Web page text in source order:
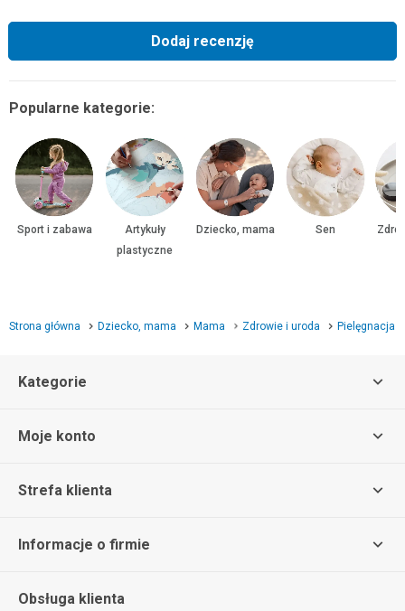
Dodaj recenzję
Popularne kategorie:
Sport i zabawa
Artykuły
plastyczne
Dziecko, mama Sen
Strona główna Dziecko, mama Mama Zdrowie i uroda Pielęgnacja
Kategorie
Moje konto
Strefa klienta
Informacje o firmie
Obsługa klienta